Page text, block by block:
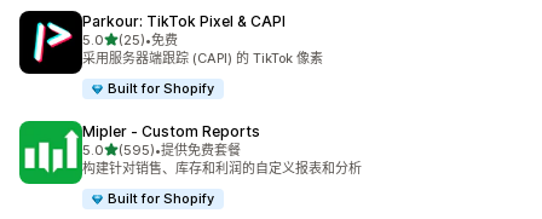
Parkour: TikTok Pixel & CAPI
5.0星（满分 5 星）
(25)
总共 25 条评论
•免费
采用服务器端跟踪 (CAPI) 的 TikTok 像素
Built for Shopify
Mipler ‑ Custom Reports
5.0星（满分 5 星）
(595)
总共 595 条评论
•提供免费套餐
构建针对销售、库存和利润的自定义报表和分析
Built for Shopify